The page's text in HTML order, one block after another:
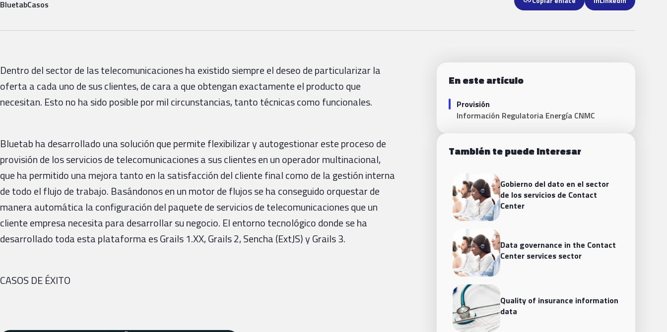
BluetabCasos
Dentro del sector de las telecomunicaciones ha existido siempre el deseo de particularizar la
oferta a cada uno de sus clientes, de cara a que obtengan exactamente el producto que
necesitan. Esto no ha sido posible por mil circunstancias, tanto técnicas como funcionales.
Bluetab ha desarrollado una solución que permite flexibilizar y autogestionar este proceso de
provisión de los servicios de telecomunicaciones a sus clientes en un operador multinacional,
que ha permitido una mejora tanto en la satisfacción del cliente final como de la gestión interna
de todo el flujo de trabajo. Basándonos en un motor de flujos se ha conseguido orquestar de
manera automática la configuración del paquete de servicios de telecomunicaciones que un
cliente empresa necesita para desarrollar su negocio. El entorno tecnológico donde se ha
desarrollado toda esta plataforma es Grails 1.XX, Grails 2, Sencha (ExtJS) y Grails 3.
CASOS DE ÉXITO
En este artículo
Provisión
Información Regulatoria Energía CNMC
También te puede interesar
Gobierno del dato en el sector
de los servicios de Contact
Center
Data governance in the Contact
Center services sector
Quality of insurance information
data